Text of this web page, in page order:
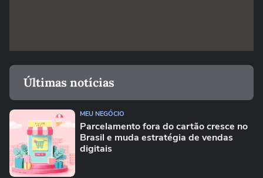
Últimas notícias
MEU NEGÓCIO
Parcelamento fora do cartão cresce no
Brasil e muda estratégia de vendas
digitais